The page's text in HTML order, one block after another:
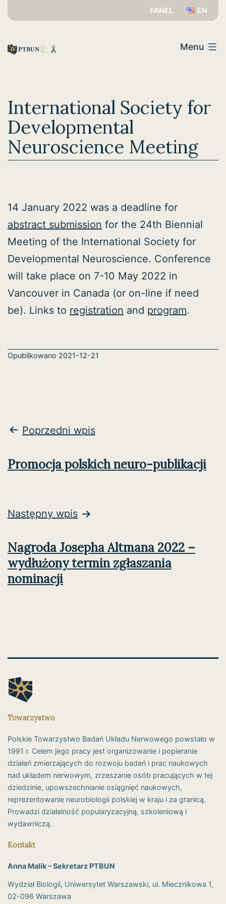
treści
PANEL EN
Menu
International Society for
Developmental
Neuroscience Meeting
14 January 2022 was a deadline for
abstract submission for the 24th Biennial
Meeting of the International Society for
Developmental Neuroscience. Conference
will take place on 7-10 May 2022 in
Vancouver in Canada (or on-line if need
be). Links to registration and program.
Opublikowano 2021-12-21
Nawigacja
Poprzedni wpis
Promocja polskich neuro-publikacji
Następny wpis
Nagroda Josepha Altmana 2022 –
wydłużony termin zgłaszania
nominacji
Towarzystwo
Polskie Towarzystwo Badań Układu Nerwowego powstało w
1991 r. Celem jego pracy jest organizowanie i popieranie
działań zmierzających do rozwoju badań i prac naukowych
nad układem nerwowym, zrzeszanie osób pracujących w tej
dziedzinie, upowszechnianie osiągnięć naukowych,
reprezentowanie neurobiologii polskiej w kraju i za granicą.
Prowadzi działalność popularyzacyjną, szkoleniową i
wydawniczą.
Kontakt
Anna Malik – Sekretarz PTBUN
Wydział Biologii, Uniwersytet Warszawski, ul. Miecznikowa 1,
02-096 Warszawa